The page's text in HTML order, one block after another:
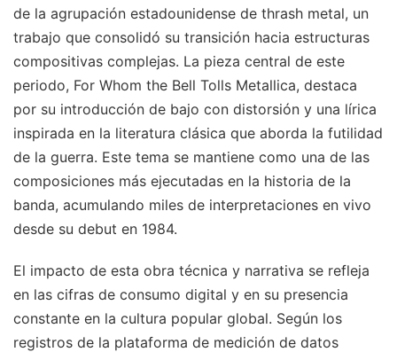
de la agrupación estadounidense de thrash metal, un
trabajo que consolidó su transición hacia estructuras
compositivas complejas. La pieza central de este
periodo, For Whom the Bell Tolls Metallica, destaca
por su introducción de bajo con distorsión y una lírica
inspirada en la literatura clásica que aborda la futilidad
de la guerra. Este tema se mantiene como una de las
composiciones más ejecutadas en la historia de la
banda, acumulando miles de interpretaciones en vivo
desde su debut en 1984.
El impacto de esta obra técnica y narrativa se refleja
en las cifras de consumo digital y en su presencia
constante en la cultura popular global. Según los
registros de la plataforma de medición de datos